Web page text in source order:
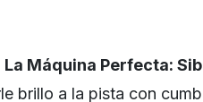
La Máquina Perfecta:
brillo a la pista con